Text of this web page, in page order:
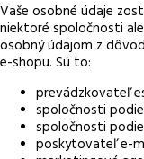
Vaše osobné údaje
niektoré spoločnosti
osobný údajom z
e-shopu. Sú to:
prevádzkovateľ
spoločnosti
spoločnosti
poskytovateľ e-